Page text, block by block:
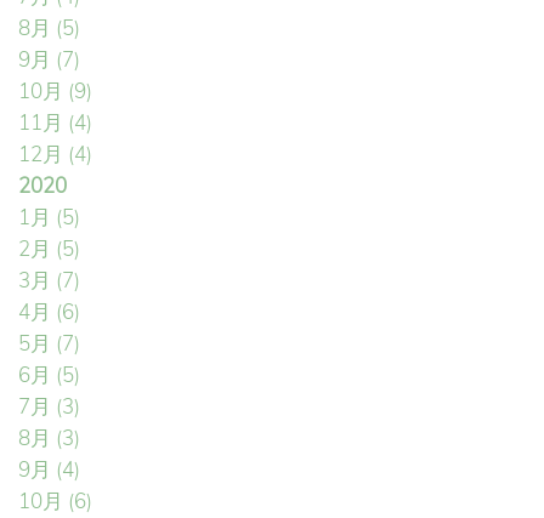
8月 (5)
9月 (7)
10月 (9)
11月 (4)
12月 (4)
2020
1月 (5)
2月 (5)
3月 (7)
4月 (6)
5月 (7)
6月 (5)
7月 (3)
8月 (3)
9月 (4)
10月 (6)